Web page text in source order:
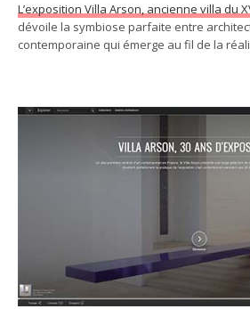
L’exposition Villa Arson, ancienne villa du
dévoile la symbiose parfaite entre
contemporaine qui émerge au fil de la